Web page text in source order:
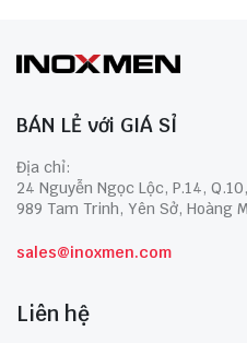
BÁN LẺ với GIÁ SỈ
Địa chỉ:
24 Nguyễn Ngọc Lộc, P.14,
989 Tam Trinh, Yên Sở, Hoàng
sales@inoxmen.com
Liên hệ